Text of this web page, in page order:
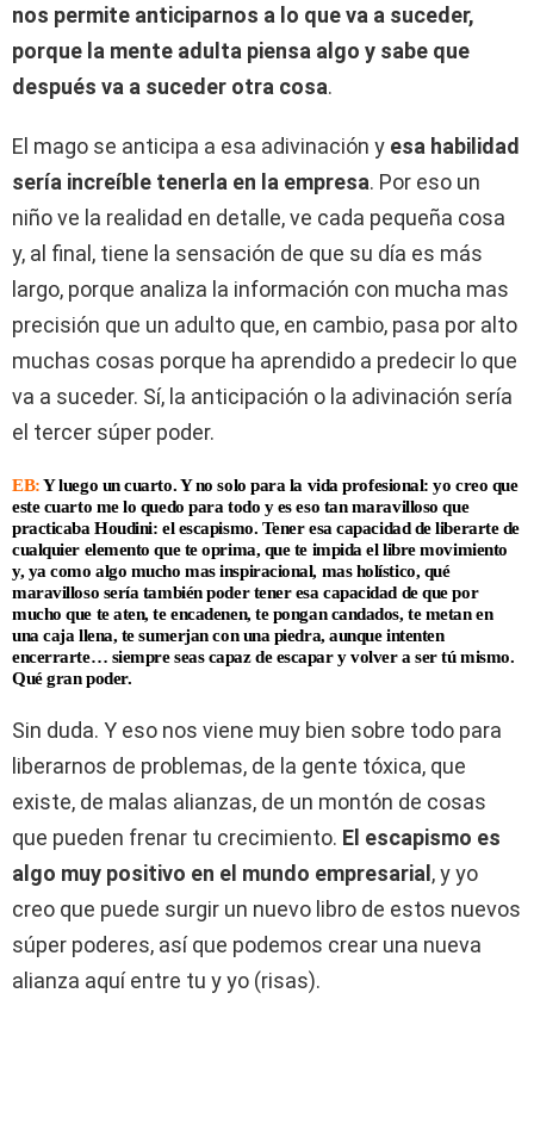
nos permite anticiparnos a lo que va a suceder,
porque la mente adulta piensa algo y sabe que
después va a suceder otra cosa.
El mago se anticipa a esa adivinación y esa habilidad
sería increíble tenerla en la empresa. Por eso un
niño ve la realidad en detalle, ve cada pequeña cosa
y, al final, tiene la sensación de que su día es más
largo, porque analiza la información con mucha mas
precisión que un adulto que, en cambio, pasa por alto
muchas cosas porque ha aprendido a predecir lo que
va a suceder. Sí, la anticipación o la adivinación sería
el tercer súper poder.
EB:Y luego un cuarto. Y no solo para la vida profesional: yo creo que
este cuarto me lo quedo para todo y es eso tan maravilloso que
practicaba Houdini: el escapismo. Tener esa capacidad de liberarte de
cualquier elemento que te oprima, que te impida el libre movimiento
y, ya como algo mucho mas inspiracional, mas holístico, qué
maravilloso sería también poder tener esa capacidad de que por
mucho que te aten, te encadenen, te pongan candados, te metan en
una caja llena, te sumerjan con una piedra, aunque intenten
encerrarte… siempre seas capaz de escapar y volver a ser tú mismo.
Qué gran poder.
Sin duda. Y eso nos viene muy bien sobre todo para
liberarnos de problemas, de la gente tóxica, que
existe, de malas alianzas, de un montón de cosas
que pueden frenar tu crecimiento. El escapismo es
algo muy positivo en el mundo empresarial, y yo
creo que puede surgir un nuevo libro de estos nuevos
súper poderes, así que podemos crear una nueva
alianza aquí entre tu y yo (risas).